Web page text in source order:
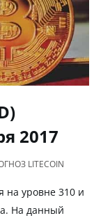
2017
LITECOIN
на уровне 310 и
На данный